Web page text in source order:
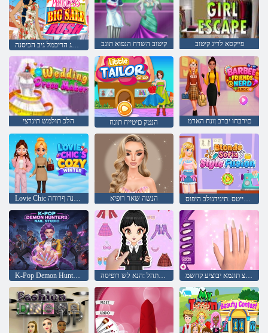
קיטוב השדח הנפוא תונב פייקסא לריג קיטוב
הלכ תולמש תינרצי הנטק םיטייח תונח םירבחו יברב ןונח הארמ
Lovie Chic לש םיענה ףרוחה הנשה שאר רופיא ן'זויפ לייטס :תינידנולב היפוס
K-Pop Demon Hunters Nail Studio ךמצעב שבלתהל :הנא לש רופיסה הנפוא םיינרופיצ תונמא יבוציע קחשמ